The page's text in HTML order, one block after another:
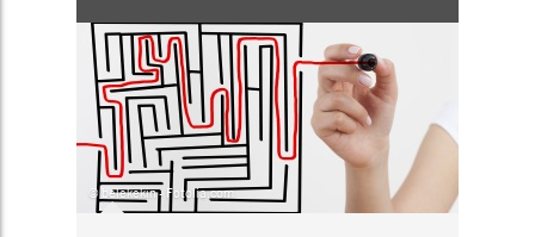
© belekekin - Fotolia.com